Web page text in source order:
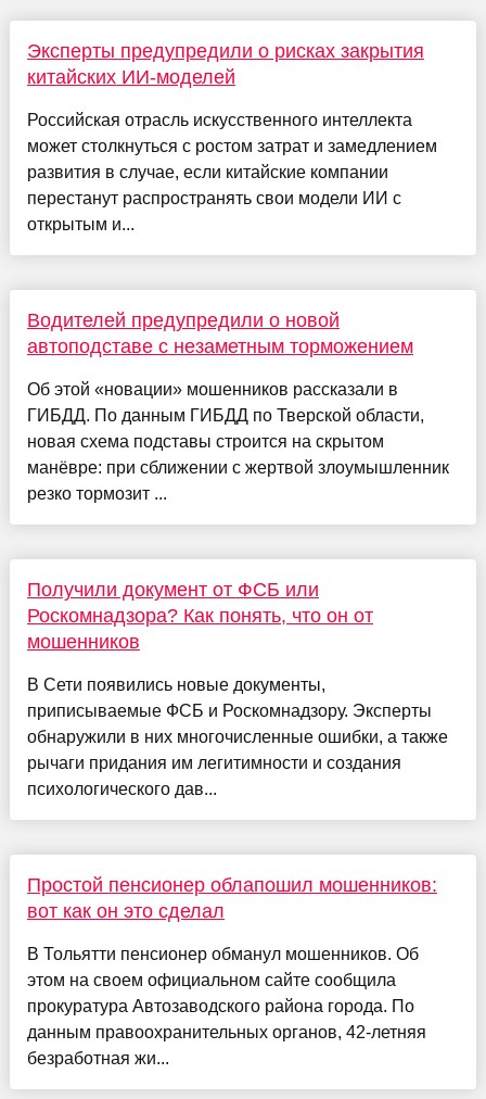
Эксперты предупредили о рисках закрытия
китайских ИИ-моделей
Российская отрасль искусственного интеллекта
может столкнуться с ростом затрат и замедлением
развития в случае, если китайские компании
перестанут распространять свои модели ИИ с
открытым и...
Водителей предупредили о новой
автоподставе с незаметным торможением
Об этой «новации» мошенников рассказали в
ГИБДД. По данным ГИБДД по Тверской области,
новая схема подставы строится на скрытом
манёвре: при сближении с жертвой злоумышленник
резко тормозит ...
Получили документ от ФСБ или
Роскомнадзора? Как понять, что он от
мошенников
В Сети появились новые документы,
приписываемые ФСБ и Роскомнадзору. Эксперты
обнаружили в них многочисленные ошибки, а также
рычаги придания им легитимности и создания
психологического дав...
Простой пенсионер облапошил мошенников:
вот как он это сделал
В Тольятти пенсионер обманул мошенников. Об
этом на своем официальном сайте сообщила
прокуратура Автозаводского района города. По
данным правоохранительных органов, 42-летняя
безработная жи...